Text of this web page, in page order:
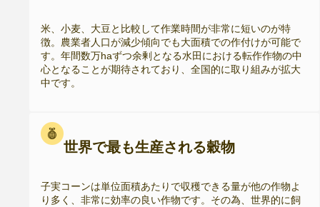
米、小麦、大豆と比較して作業時間が非常に短いのが特
徴。農業者人口が減少傾向でも大面積での作付けが可能で
す。年間数万haずつ余剰となる水田における転作作物の中
心となることが期待されており、全国的に取り組みが拡大
中です。
世界で最も生産される穀物
子実コーンは単位面積あたりで収穫できる量が他の作物よ
り多く、非常に効率の良い作物です。その為、世界的に飼